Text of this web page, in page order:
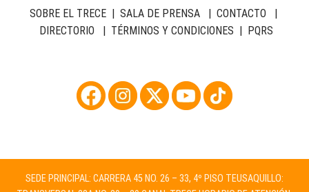
SOBRE EL TRECE| SALA DE PRENSA| CONTACTO |
DIRECTORIO | TÉRMINOS Y CONDICIONES | PQRS
SEDE PRINCIPAL: CARRERA 45 NO. 26 – 33, 4º PISO TEUSAQUILLO: